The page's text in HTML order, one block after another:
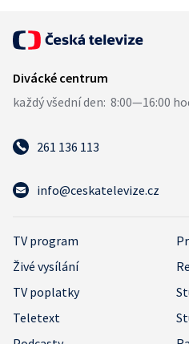
261 136 113
info@ceskatelevize.cz
TV program
Živé vysílání
TV poplatky
Teletext